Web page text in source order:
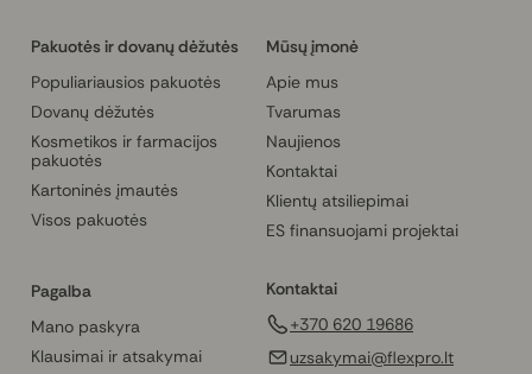
Pakuotės ir dovanų dėžutės
Populiariausios pakuotės
Dovanų dėžutės
Kosmetikos ir farmacijos
pakuotės
Kartoninės įmautės
Visos pakuotės
Mūsų įmonė
Apie mus
Tvarumas
Naujienos
Kontaktai
Klientų atsiliepimai
ES finansuojami projektai
Pagalba
Mano paskyra
Klausimai ir atsakymai
Kontaktai
+370 620 19686
uzsakymai@flexpro.lt